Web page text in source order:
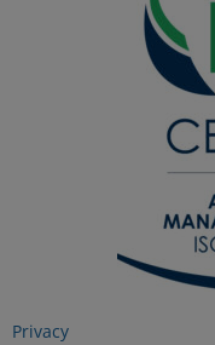
Privacy
in assenza di
tracciamento
Informativa sui
RIFIUTA